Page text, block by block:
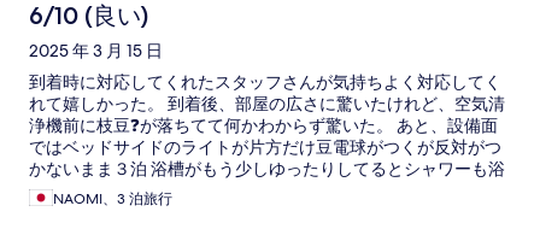
6/10 (良い)
2025 年 3 月 15 日
到着時に対応してくれたスタッフさんが気持ちよく対応してく
れて嬉しかった。 到着後、部屋の広さに驚いたけれど、空気清
浄機前に枝豆❓が落ちてて何かわからず驚いた。 あと、設備面
ではベッドサイドのライトが片方だけ豆電球がつくが反対がつ
かないまま３泊 浴槽がもう少しゆったりしてるとシャワーも浴
びやすかったかも
NAOMI、3 泊旅行